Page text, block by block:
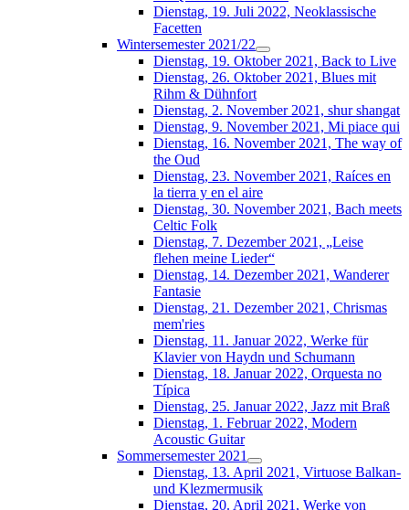
Dienstag, 19. Juli 2022, Neoklassische
Facetten
Wintersemester 2021/22
Dienstag, 19. Oktober 2021, Back to Live
Dienstag, 26. Oktober 2021, Blues mit
Rihm & Dühnfort
Dienstag, 2. November 2021, shur shangat
Dienstag, 9. November 2021, Mi piace qui
Dienstag, 16. November 2021, The way of
the Oud
Dienstag, 23. November 2021, Raíces en
la tierra y en el aire
Dienstag, 30. November 2021, Bach meets
Celtic Folk
Dienstag, 7. Dezember 2021, „Leise
flehen meine Lieder“
Dienstag, 14. Dezember 2021, Wanderer
Fantasie
Dienstag, 21. Dezember 2021, Chrismas
mem'ries
Dienstag, 11. Januar 2022, Werke für
Klavier von Haydn und Schumann
Dienstag, 18. Januar 2022, Orquesta no
Típica
Dienstag, 25. Januar 2022, Jazz mit Braß
Dienstag, 1. Februar 2022, Modern
Acoustic Guitar
Sommersemester 2021
Dienstag, 13. April 2021, Virtuose Balkan-
und Klezmermusik
Dienstag, 20. April 2021, Werke von